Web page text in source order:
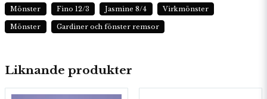
Liknande produkter
Mönster Fino 12/3 Jasmine 8/4 Virkmönster
Mönster Gardiner och fönster remsor